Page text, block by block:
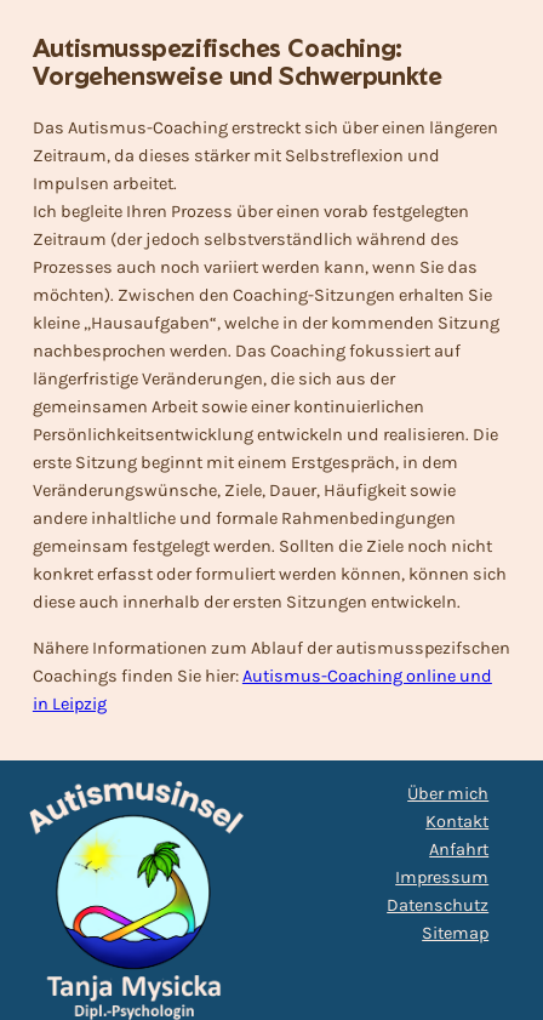
Autismusspezifisches Coaching:
Vorgehensweise und Schwerpunkte
Das Autismus-Coaching erstreckt sich über einen längeren
Zeitraum, da dieses stärker mit Selbstreflexion und
Impulsen arbeitet.
Ich begleite Ihren Prozess über einen vorab festgelegten
Zeitraum (der jedoch selbstverständlich während des
Prozesses auch noch variiert werden kann, wenn Sie das
möchten). Zwischen den Coaching-Sitzungen erhalten Sie
kleine „Hausaufgaben“, welche in der kommenden Sitzung
nachbesprochen werden. Das Coaching fokussiert auf
längerfristige Veränderungen, die sich aus der
gemeinsamen Arbeit sowie einer kontinuierlichen
Persönlichkeitsentwicklung entwickeln und realisieren. Die
erste Sitzung beginnt mit einem Erstgespräch, in dem
Veränderungswünsche, Ziele, Dauer, Häufigkeit sowie
andere inhaltliche und formale Rahmenbedingungen
gemeinsam festgelegt werden. Sollten die Ziele noch nicht
konkret erfasst oder formuliert werden können, können sich
diese auch innerhalb der ersten Sitzungen entwickeln.
Nähere Informationen zum Ablauf der autismusspezifschen
Coachings finden Sie hier:Autismus-Coaching online und
in Leipzig
Über mich
Kontakt
Anfahrt
Impressum
Datenschutz
Sitemap